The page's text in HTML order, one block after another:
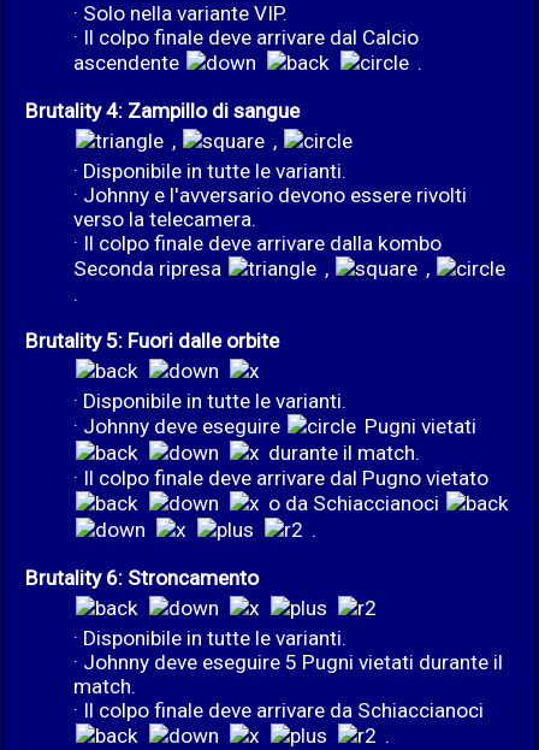
· Solo nella variante VIP.
· Il colpo finale deve arrivare dal Calcio
ascendente
.
Brutality 4: Zampillo di sangue
,
,
· Disponibile in tutte le varianti.
· Johnny e l'avversario devono essere rivolti
verso la telecamera.
· Il colpo finale deve arrivare dalla kombo
Seconda ripresa
,
,
.
Brutality 5: Fuori dalle orbite
· Disponibile in tutte le varianti.
· Johnny deve eseguire
Pugni vietati
durante il match.
· Il colpo finale deve arrivare dal Pugno vietato
o da Schiaccianoci
.
Brutality 6: Stroncamento
· Disponibile in tutte le varianti.
· Johnny deve eseguire 5 Pugni vietati durante il
match.
· Il colpo finale deve arrivare da Schiaccianoci
.